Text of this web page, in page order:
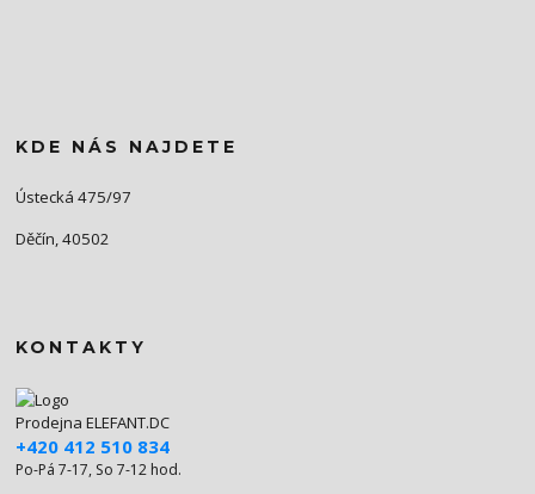
KDE NÁS NAJDETE
Ústecká 475/97
Děčín, 40502
KONTAKTY
Prodejna ELEFANT.DC
+420 412 510 834
Po-Pá 7-17, So 7-12 hod.